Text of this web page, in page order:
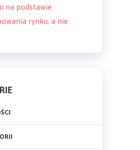
na podstawie
rynku, a nie